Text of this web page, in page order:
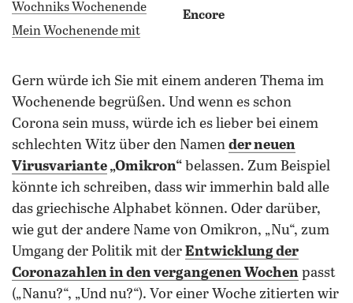
Wochniks Wochenende
Mein Wochenende mit
Encore
gern würde ich Sie mit einem anderen Thema im
Wochenende begrüßen. Und wenn es schon
Corona sein muss, würde ich es lieber bei einem
schlechten Witz über den Namen der neuen
Virusvariante „Omikron“ belassen. Zum Beispiel
könnte ich schreiben, dass wir immerhin bald alle
das griechische Alphabet können. Oder darüber,
wie gut der andere Name von Omikron, „Nu“, zum
Umgang der Politik mit der Entwicklung der
Coronazahlen in den vergangenen Wochen passt
(„Nanu?“, „Und nu?“). Vor einer Woche zitierten wir